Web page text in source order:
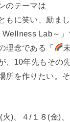
のテーマは
もに笑い、励ま
Lab～」
理念である「
、10年先もその
所を作りたい。
)、４/１８(金)